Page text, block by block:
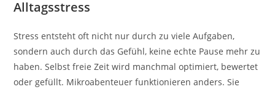
Alltagsstress
Stress entsteht oft nicht nur durch zu viele Aufgaben,
sondern auch durch das Gefühl, keine echte Pause mehr zu
haben. Selbst freie Zeit wird manchmal optimiert, bewertet
oder gefüllt. Mikroabenteuer funktionieren anders. Sie